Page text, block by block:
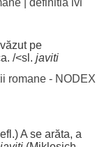
| definitia ivi
văzutpe
. /<sl. javiti
romane - NODEX
A se arăta, a